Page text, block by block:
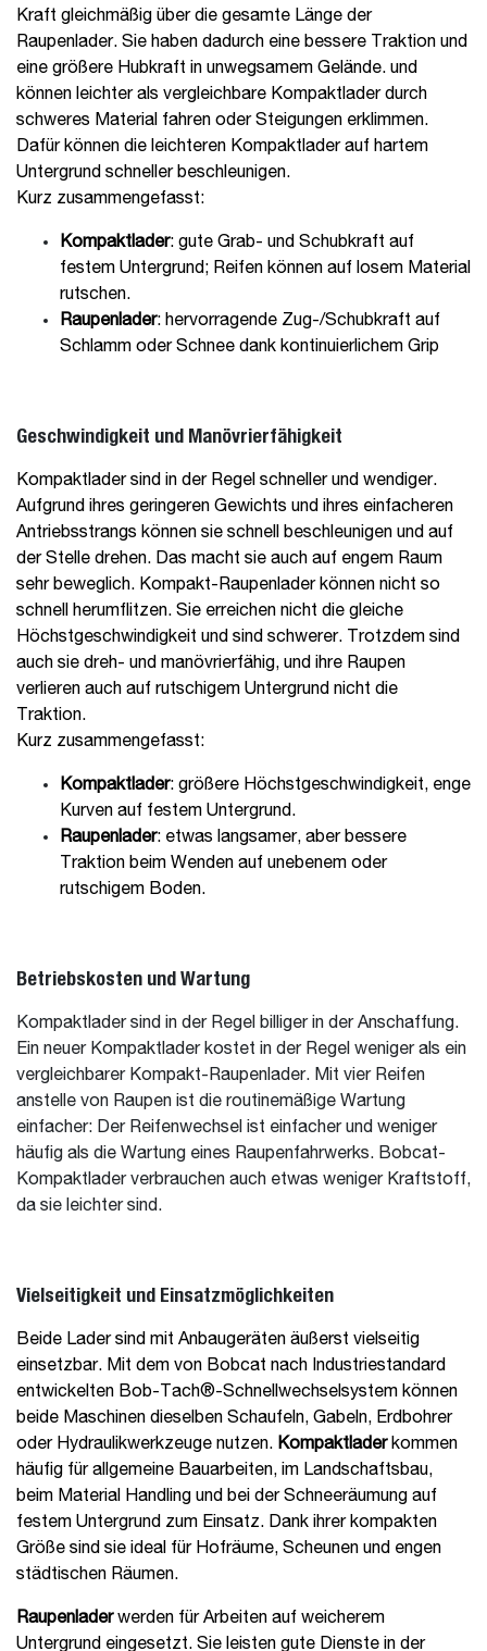
Kraft gleichmäßig über die gesamte Länge der
Raupenlader. Sie haben dadurch eine bessere Traktion und
eine größere Hubkraft in unwegsamem Gelände. und
können leichter als vergleichbare Kompaktlader durch
schweres Material fahren oder Steigungen erklimmen.
Dafür können die leichteren Kompaktlader auf hartem
Untergrund schneller beschleunigen.
Kurz zusammengefasst:
Kompaktlader: gute Grab- und Schubkraft auf
festem Untergrund; Reifen können auf losem Material
rutschen.
Raupenlader: hervorragende Zug-/Schubkraft auf
Schlamm oder Schnee dank kontinuierlichem Grip
Geschwindigkeit und Manövrierfähigkeit
Kompaktlader sind in der Regel schneller und wendiger.
Aufgrund ihres geringeren Gewichts und ihres einfacheren
Antriebsstrangs können sie schnell beschleunigen und auf
der Stelle drehen. Das macht sie auch auf engem Raum
sehr beweglich. Kompakt-Raupenlader können nicht so
schnell herumflitzen. Sie erreichen nicht die gleiche
Höchstgeschwindigkeit und sind schwerer. Trotzdem sind
auch sie dreh- und manövrierfähig, und ihre Raupen
verlieren auch auf rutschigem Untergrund nicht die
Traktion.
Kurz zusammengefasst:
Kompaktlader: größere Höchstgeschwindigkeit, enge
Kurven auf festem Untergrund.
Raupenlader: etwas langsamer, aber bessere
Traktion beim Wenden auf unebenem oder
rutschigem Boden.
Betriebskosten und Wartung
Kompaktlader sind in der Regel billiger in der Anschaffung.
Ein neuer Kompaktlader kostet in der Regel weniger als ein
vergleichbarer Kompakt-Raupenlader. Mit vier Reifen
anstelle von Raupen ist die routinemäßige Wartung
einfacher: Der Reifenwechsel ist einfacher und weniger
häufig als die Wartung eines Raupenfahrwerks. Bobcat-
Kompaktlader verbrauchen auch etwas weniger Kraftstoff,
da sie leichter sind.
Vielseitigkeit und Einsatzmöglichkeiten
Beide Lader sind mit Anbaugeräten äußerst vielseitig
einsetzbar. Mit dem von Bobcat nach Industriestandard
entwickelten Bob-Tach®-Schnellwechselsystem können
beide Maschinen dieselben Schaufeln, Gabeln, Erdbohrer
oder Hydraulikwerkzeuge nutzen. Kompaktladerkommen
häufig für allgemeine Bauarbeiten, im Landschaftsbau,
beim Material Handling und bei der Schneeräumung auf
festem Untergrund zum Einsatz. Dank ihrer kompakten
Größe sind sie ideal für Hofräume, Scheunen und engen
städtischen Räumen.
Raupenladerwerden für Arbeiten auf weicherem
Untergrund eingesetzt. Sie leisten gute Dienste in der